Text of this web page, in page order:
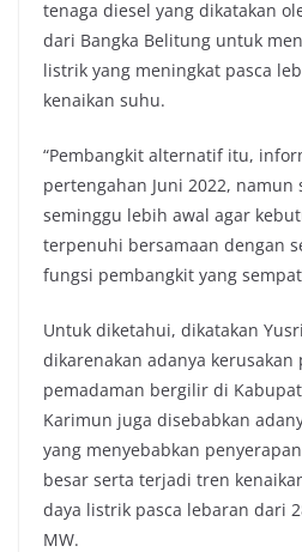
tenaga diesel yang dikatakan
dari Bangka Belitung untuk
listrik yang meningkat pasca
kenaikan suhu.
“Pembangkit alternatif itu,
pertengahan Juni 2022,
seminggu lebih awal agar
terpenuhi bersamaan dengan
fungsi pembangkit yang
Untuk diketahui, dikatakan
dikarenakan adanya kerusakan
pemadaman bergilir di
Karimun juga disebabkan
yang menyebabkan
besar serta terjadi tren
daya listrik pasca lebaran dari
MW.